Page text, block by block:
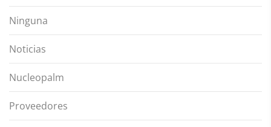
Ninguna
Noticias
Nucleopalm
Proveedores